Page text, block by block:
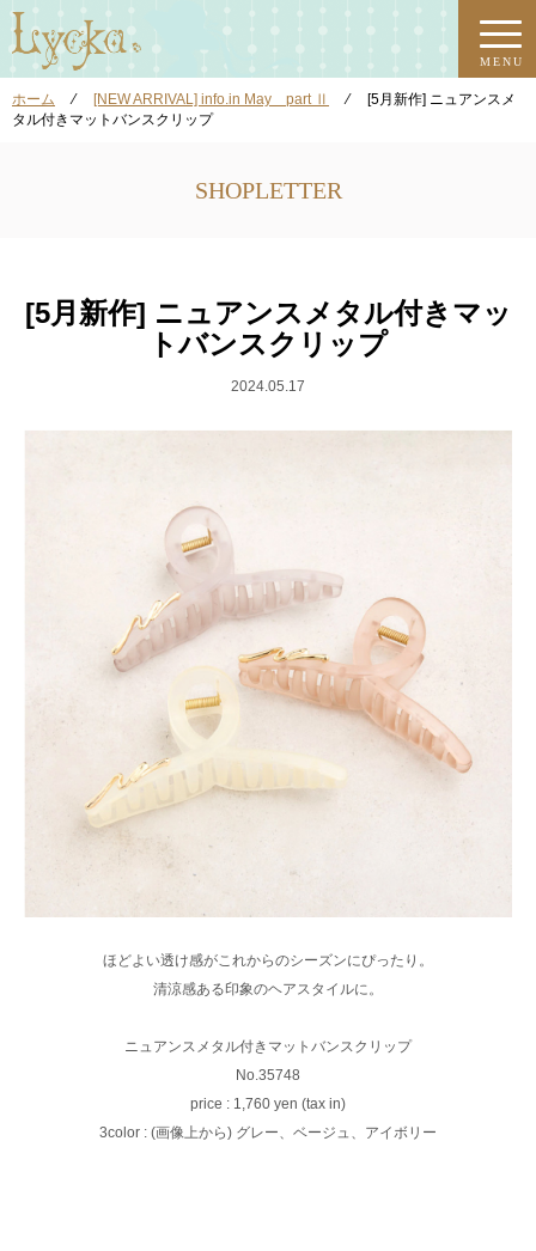
MENU
ホーム ⁄ [NEW ARRIVAL] info.in May part Ⅱ ⁄
[5月新作] ニュアンスメ
タル付きマットバンスクリップ
SHOPLETTER
[5月新作] ニュアンスメタル付きマッ
トバンスクリップ
2024.05.17
ほどよい透け感がこれからのシーズンにぴったり。
清涼感ある印象のヘアスタイルに。
ニュアンスメタル付きマットバンスクリップ
No.35748
price : 1,760 yen (tax in)
3color : (画像上から) グレー、ベージュ、アイボリー